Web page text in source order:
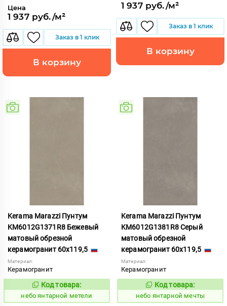
Цена
1 937 руб./м²
Заказ в 1 клик
В корзину
1 937 руб./м²
Заказ в 1 клик
В корзину
Kerama Marazzi Пунтум
KM6012G1371R8 Бежевый
матовый обрезной
керамогранит 60x119,5
Материал:
Керамогранит
1124800
Код товара:
небо янтарной метели
Kerama Marazzi Пунтум
KM6012G1381R8 Серый
матовый обрезной
керамогранит 60x119,5
Материал:
Керамогранит
1124801
Код товара:
небо янтарной мечты